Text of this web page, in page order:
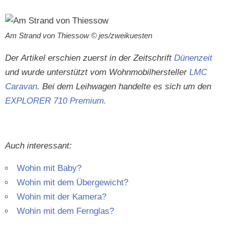
Am Strand von Thies­sow © jes/zweikuesten
Der Artikel erschien zuerst in der Zeitschrift Dünen­zeit
und wurde unter­stützt vom Wohn­mo­bil­her­steller LMC
Car­a­van. Bei dem Lei­h­wa­gen han­delte es sich um den
EXPLORER 710 Premium.
Auch inter­es­sant:
Wohin mit Baby?
Wohin mit dem Übergewicht?
Wohin mit der Kamera?
Wohin mit dem Fernglas?